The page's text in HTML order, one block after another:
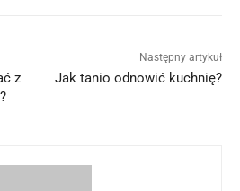
z
Następny artykuł
Jak tanio odnowić kuchnię?